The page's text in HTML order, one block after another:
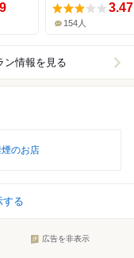
3.47
154人
ン情報を見る
のお店
する
広告を非表示